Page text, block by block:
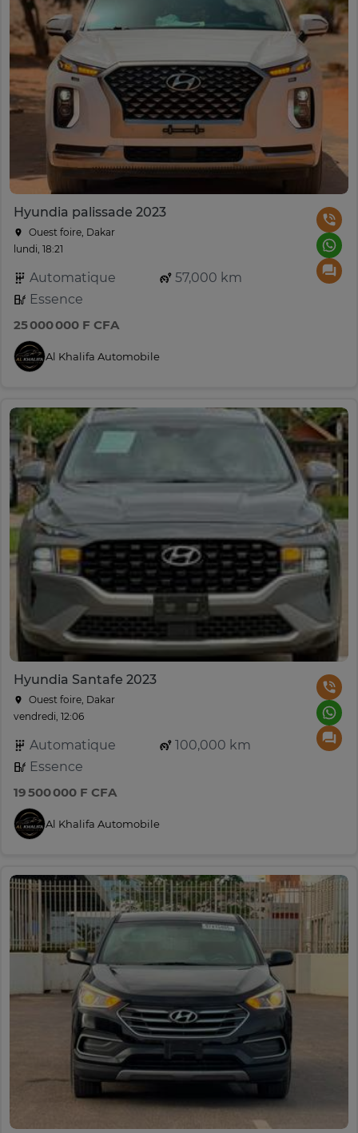
Hyundia palissade 2023
Ouest foire, Dakar
lundi, 18:21
Automatique
57,000 km
Essence
25 000 000 F CFA
Al Khalifa Automobile
Hyundia Santafe 2023
Ouest foire, Dakar
vendredi, 12:06
Automatique
100,000 km
Essence
19 500 000 F CFA
Al Khalifa Automobile